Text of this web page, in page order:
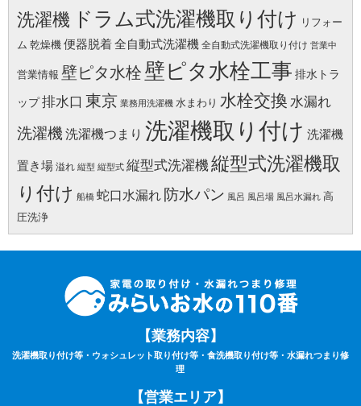
洗濯機 ドラム式洗濯機取り付け リフォー
ム 乾燥機 便器脱着全自動式洗濯機 全自動式洗濯機取り付け 営業中
営業情報 壁ピタ水栓 壁ピタ水栓工事 排水トラ
ップ排水口 東京 業務用洗濯機 水まわり 水栓交換 水漏れ
洗濯機 洗濯機つまり 洗濯機取り付け 洗濯機
置き場 溢れ 縦型 縦型式 縦型式洗濯機 縦型式洗濯機取
り付け 船橋 蛇口水漏れ 防水パン 風呂 風呂場 風呂水漏れ 高
圧洗浄
【業務内容】
洗濯機取り付け等・ウォシュレット取り付け等・食洗機取り付け等・水漏れつまり修
理
【営業エリア】